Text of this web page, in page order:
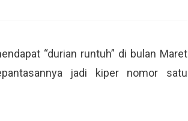
“durian runtuh” di bulan Maret
jadi kiper nomor satu